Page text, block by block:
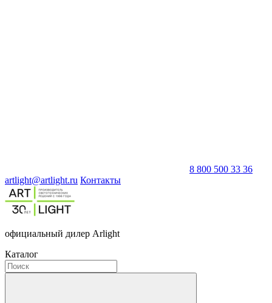
8 800 500 33 36
artlight@artlight.ru Контакты
официальный дилер Arlight
Каталог